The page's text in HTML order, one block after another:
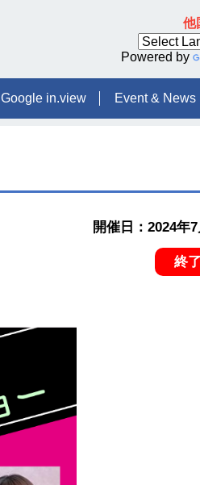
他
Powered by
Google in.view Event & News
開催日：2024年
終